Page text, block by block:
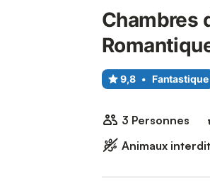
Chambres
9,8 • Fantastique
3 Personnes
Animaux